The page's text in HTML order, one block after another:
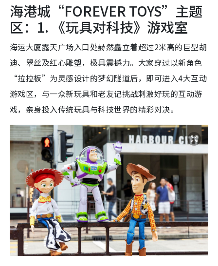
海港城“FOREVER TOYS”主题
区：1. 《玩具对科技》游戏室
海运大厦露天广场入口处赫然矗立着超过2米高的巨型胡
迪、翠丝及红心雕塑，极具震撼力。大家穿过以新角色
“拉拉板”为灵感设计的梦幻隧道后，即可进入4大互动
游戏区，与一众新玩具和老友记挑战刺激好玩的互动游
戏，亲身投入传统玩具与科技世界的精彩对决。